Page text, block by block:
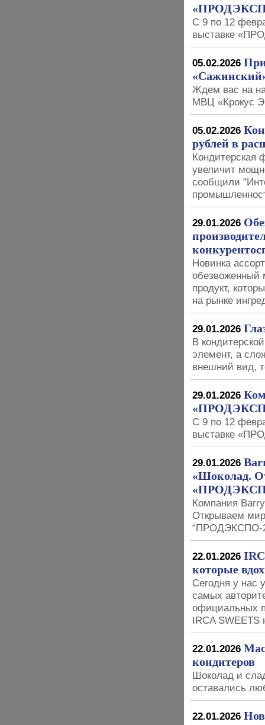
С 9 по 12
выставке
05.02.2026
Ждем вас на
МВЦ «Крокус
05.02.2026
рублей в
Кондитерская
увеличит
сообщили
29.01.2026
Новинка
обезвоженный
продукт,
на рынке
29.01.2026
В
элемент, а
внешний вид,
29.01.2026
С 9 по 12
выставке
29.01.2026
«Шоколад.
Компания
Открываем мир
“ПРОДЭКСПО-
22.01.2026
которые
Сегодня у нас
самых
официальных
IRCA
22.01.2026
кондитеров
Шоколад и
оставались
22.01.2026